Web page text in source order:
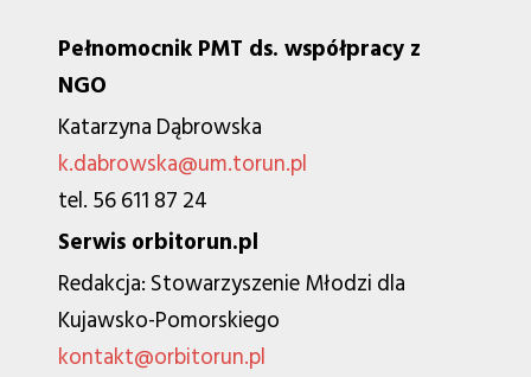
Pełnomocnik PMT ds. współpracy z
NGO
Katarzyna Dąbrowska
k.dabrowska@um.torun.pl
tel. 56 611 87 24
Serwis orbitorun.pl
Redakcja: Stowarzyszenie Młodzi dla
Kujawsko-Pomorskiego
kontakt@orbitorun.pl